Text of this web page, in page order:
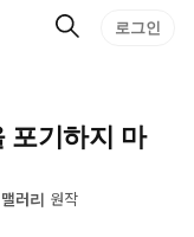
검
로그인
포기하지 마
러리 원작